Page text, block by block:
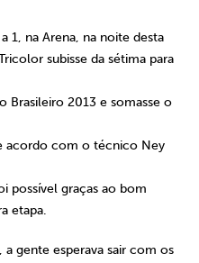
1, na Arena, na noite desta
subisse da sétima para
Brasileiro 2013 e somasse o
acordo com o técnico Ney
possível graças ao bom
etapa.
gente esperava sair com os